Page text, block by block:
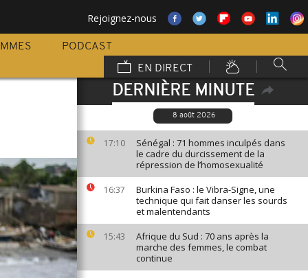
Rejoignez-nous
PODCAST
EN DIRECT
DERNIÈRE MINUTE
8 août 2026
17:10
Sénégal : 71 hommes inculpés dans
le cadre du durcissement de la
répression de l’homosexualité
16:37
Burkina Faso : le Vibra-Signe, une
technique qui fait danser les sourds
et malentendants
15:43
Afrique du Sud : 70 ans après la
marche des femmes, le combat
continue